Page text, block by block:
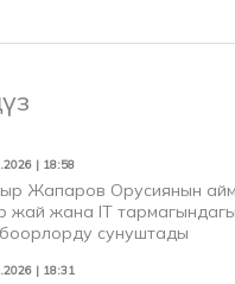
| 18:58
Жапаров Орусиянын
жай жана IT тармагындагы
сунуштады
| 18:31